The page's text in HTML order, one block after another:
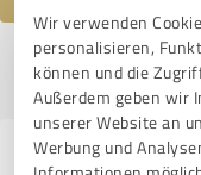
Wir verwenden
personalisieren,
können und die
Außerdem geben wir
unserer Website an
Werbung und
Profil aktiv seit